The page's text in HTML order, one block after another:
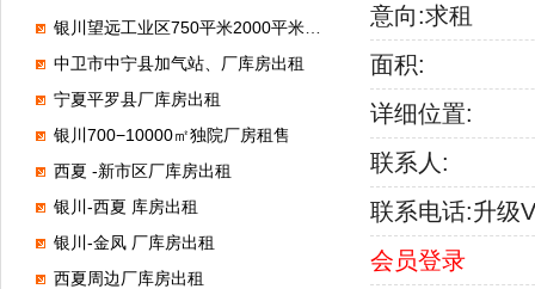
银川望远工业区750平米2000平米厂库房出租
中卫市中宁县加气站、厂库房出租
宁夏平罗县厂库房出租
银川700−10000㎡独院厂房租售
西夏 -新市区厂库房出租
银川-西夏 库房出租
银川-金凤 厂库房出租
西夏周边厂库房出租
意向:求租
面积:
详细位置:
联系人:
联系电话:升级
会员登录